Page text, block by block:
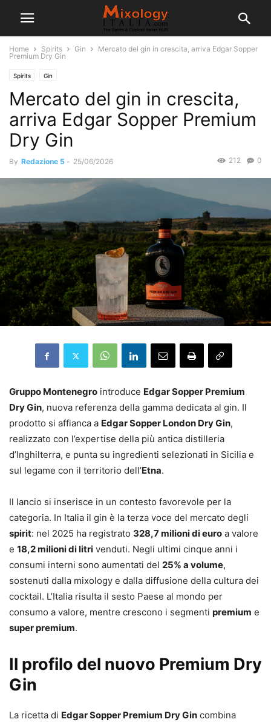
Home Spirits Gin
Mercato del gin in crescita, arriva Edgar Sopper
Premium Dry Gin
Spirits Gin
Mercato del gin in crescita,
arriva Edgar Sopper Premium
Dry Gin
By Redazione 5 - 25/06/2026 0
212
Gruppo Montenegro introduce Edgar Sopper Premium
Dry Gin, nuova referenza della gamma dedicata al gin. Il
prodotto si affianca a Edgar Sopper London Dry Gin,
realizzato con l’expertise della più antica distilleria
d’Inghilterra, e punta su ingredienti selezionati in Sicilia e
sul legame con il territorio dell’Etna.
Il lancio si inserisce in un contesto favorevole per la
categoria. In Italia il gin è la terza voce del mercato degli
spirit: nel 2025 ha registrato 328,7 milioni di euro a valore
e 18,2 milioni di litri venduti. Negli ultimi cinque anni i
consumi interni sono aumentati del 25% a volume,
sostenuti dalla mixology e dalla diffusione della cultura dei
cocktail. L’Italia risulta il sesto Paese al mondo per
consumo a valore, mentre crescono i segmenti premium e
super premium.
Il profilo del nuovo Premium Dry
Gin
La ricetta di Edgar Sopper Premium Dry Gin combina